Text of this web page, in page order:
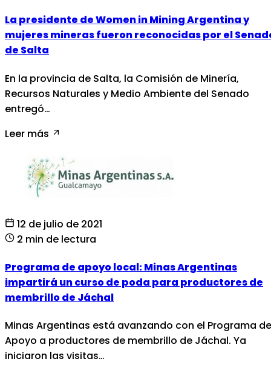
La presidente de Women in Mining Argentina y
mujeres mineras fueron reconocidas por el
de Salta
En la provincia de Salta, la Comisión de Minería,
Recursos Naturales y Medio Ambiente del Senado
entregó…
Leer más
12 de julio de 2021
2 min de lectura
Programa de apoyo local: Minas Argentinas
impartirá un curso de poda para productores de
membrillo de Jáchal
Minas Argentinas está avanzando con el Programa de
Apoyo a productores de membrillo de Jáchal. Ya
iniciaron las visitas…